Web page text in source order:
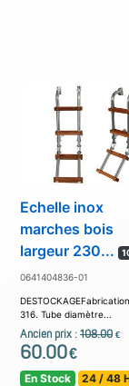
Echelle inox
marches bois
largeur 230...
0641404836-01
316. Tube diamètre...
Ancien prix : 108.00 €
60.00€
En Stock 24 / 48